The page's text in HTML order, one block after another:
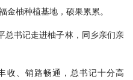
金柚种植基地，硕果累累。
总书记走进柚子林，同乡亲们亲
收、销路畅通，总书记十分高